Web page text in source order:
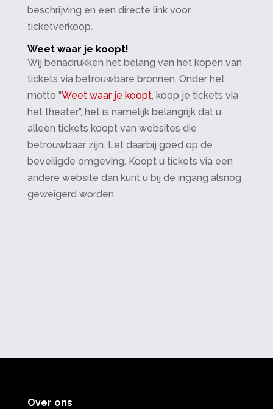
beschrijving en een directe link voor
ticketverkoop.
Weet waar je koopt!
Wij benadrukken het belang van het kopen van
tickets via betrouwbare bronnen. Onder het
motto "Weet waar je koopt, koop je tickets via
het theater", het is namelijk belangrijk dat u
alleen tickets koopt van websites die
betrouwbaar zijn. Let daarbij goed op de
beveiligde omgeving. Koopt u tickets via een
andere website dan kunt u bij de ingang alsnog
geweigerd worden.
Over ons